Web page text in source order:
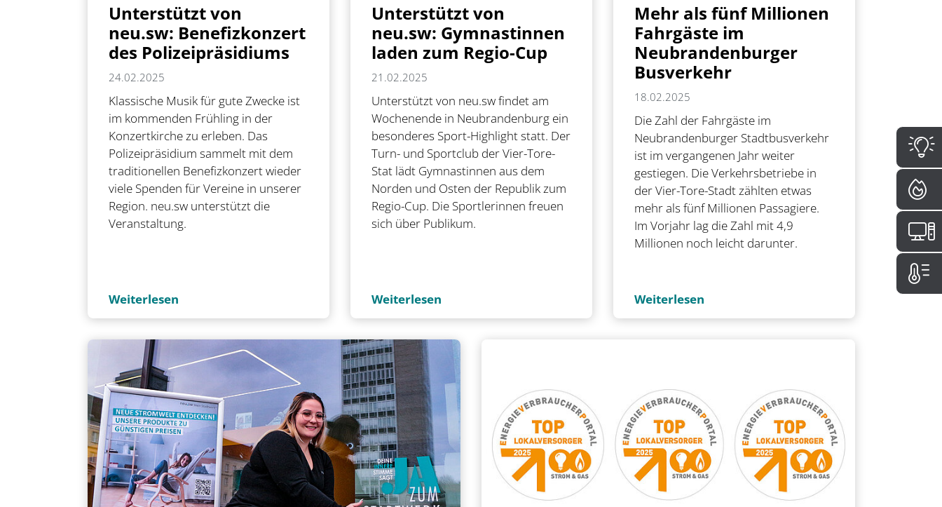
Unterstützt von
neu.sw: Benefizkonzert
des Polizeipräsidiums
24.02.2025
Klassische Musik für gute Zwecke ist
im kommenden Frühling in der
Konzertkirche zu erleben. Das
Polizeipräsidium sammelt mit dem
traditionellen Benefizkonzert wieder
viele Spenden für Vereine in unserer
Region. neu.sw unterstützt die
Veranstaltung.
Weiterlesen
Unterstützt von
neu.sw: Gymnastinnen
laden zum Regio-Cup
21.02.2025
Unterstützt von neu.sw findet am
Wochenende in Neubrandenburg ein
besonderes Sport-Highlight statt. Der
Turn- und Sportclub der Vier-Tore-
Stat lädt Gymnastinnen aus dem
Norden und Osten der Republik zum
Regio-Cup. Die Sportlerinnen freuen
sich über Publikum.
Weiterlesen
Mehr als fünf Millionen
Fahrgäste im
Neubrandenburger
Busverkehr
18.02.2025
Die Zahl der Fahrgäste im
Neubrandenburger Stadtbusverkehr
ist im vergangenen Jahr weiter
gestiegen. Die Verkehrsbetriebe in
der Vier-Tore-Stadt zählten etwas
mehr als fünf Millionen Passagiere.
Im Vorjahr lag die Zahl mit 4,9
Millionen noch leicht darunter.
Weiterlesen